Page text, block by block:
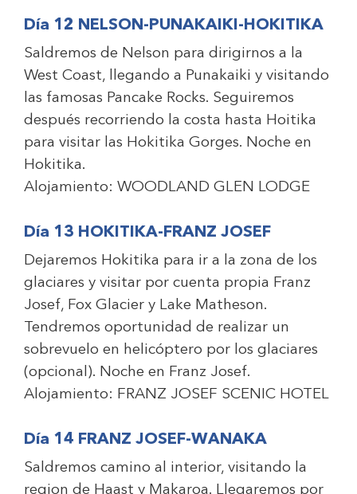
Día 12 NELSON-PUNAKAIKI-HOKITIKA
Saldremos de Nelson para dirigirnos a la
West Coast, llegando a Punakaiki y visitando
las famosas Pancake Rocks. Seguiremos
después recorriendo la costa hasta Hoitika
para visitar las Hokitika Gorges. Noche en
Hokitika.
Alojamiento: WOODLAND GLEN LODGE
Día 13 HOKITIKA-FRANZ JOSEF
Dejaremos Hokitika para ir a la zona de los
glaciares y visitar por cuenta propia Franz
Josef, Fox Glacier y Lake Matheson.
Tendremos oportunidad de realizar un
sobrevuelo en helicóptero por los glaciares
(opcional). Noche en Franz Josef.
Alojamiento: FRANZ JOSEF SCENIC HOTEL
Día 14 FRANZ JOSEF-WANAKA
Saldremos camino al interior, visitando la
region de Haast y Makaroa. Llegaremos por